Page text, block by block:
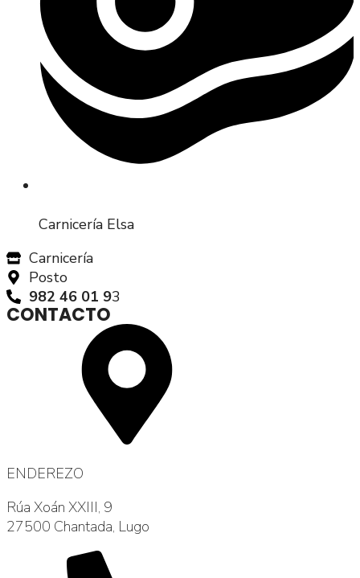
Carnicería Elsa
Carnicería
Posto
982 46 01 93
CONTACTO
ENDEREZO
Rúa Xoán XXIII, 9
27500 Chantada, Lugo